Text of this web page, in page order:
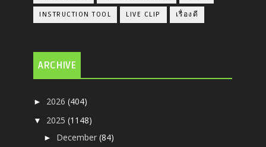
INSTRUCTION TOOL LIVE CLIP เรื่องดี
ARCHIVE
► 2026(404)
▼ 2025(1148)
► December(84)